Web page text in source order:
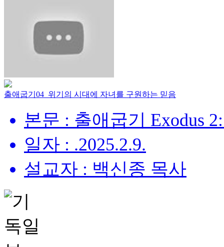
출애굽기04_위기의 시대에 자녀를 구원하는 믿음
본문 : 출애굽기 Exodus
일자 : .2025.2.9.
설교자 : 백신종 목사